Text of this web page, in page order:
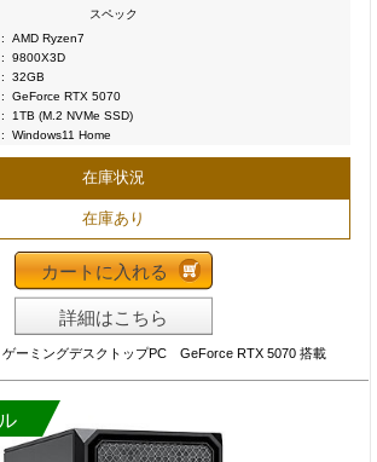
スペック
:
AMD Ryzen7
:
9800X3D
:
32GB
:
GeForce RTX 5070
:
1TB (M.2 NVMe SSD)
: Windows11 Home
在庫状況
在庫あり
カートに入れる
詳細はこちら
ーミングデスクトップPC GeForce RTX 5070 搭載